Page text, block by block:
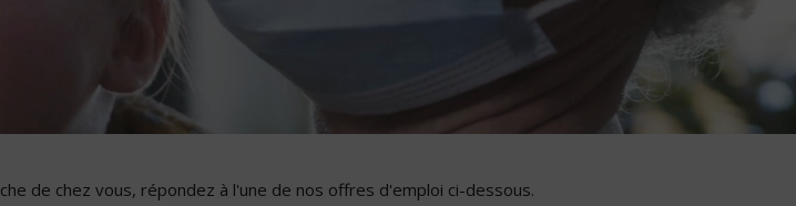
de chez vous, répondez à l'une de nos offres d'emploi ci-dessous.